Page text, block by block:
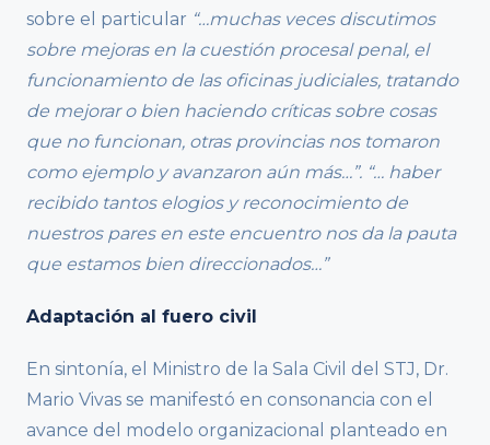
sobre el particular “…muchas veces discutimos
sobre mejoras en la cuestión procesal penal, el
funcionamiento de las oficinas judiciales, tratando
de mejorar o bien haciendo críticas sobre cosas
que no funcionan, otras provincias nos tomaron
como ejemplo y avanzaron aún más…”. “… haber
recibido tantos elogios y reconocimiento de
nuestros pares en este encuentro nos da la pauta
que estamos bien direccionados…”
Adaptación al fuero civil
En sintonía, el Ministro de la Sala Civil del STJ, Dr.
Mario Vivas se manifestó en consonancia con el
avance del modelo organizacional planteado en